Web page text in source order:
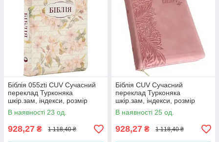
Біблія 055zti CUV Сучасний
переклад Турконяка
шкір.зам, індекси, розмір
14.5х20.5 см (арт. 1055657)
В наявності 23 од.
928,27 ₴ 1 118,40 ₴
Біблія CUV Сучасний
переклад Турконяка
шкір.зам, індекси, розмір
14.5х20.5 см Рожева (арт.
1055620)
В наявності 25 од.
928,27 ₴ 1 118,40 ₴